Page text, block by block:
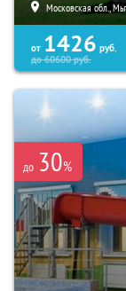
Московская обл.,
от 1426 руб.
до60600руб.
до 30%